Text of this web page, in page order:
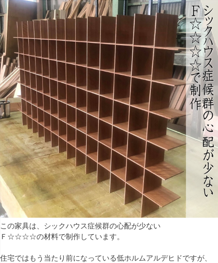
この家具は、シックハウス症候群の心配が少ない
Ｆ☆☆☆☆の材料で制作しています。
住宅ではもう当たり前になっている低ホルムアルデヒドですが、